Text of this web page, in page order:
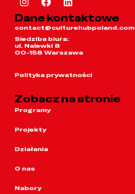
Dane kontaktowe
contact@culturehubpoland.com
Siedziba biura:
ul. Nalewki 8
00-158 Warszawa
Polityka prywatności
Zobacz na stronie
Programy
Projekty
Działania
O nas
Nabory